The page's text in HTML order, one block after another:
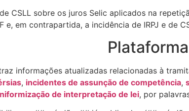
CSLL sobre os juros Selic aplicados na
e, em contrapartida, a incidência de IRPJ e de
Plataforma
informações atualizadas relacionadas à
, incidentes de assunção de competência,
de interpretação de lei, por